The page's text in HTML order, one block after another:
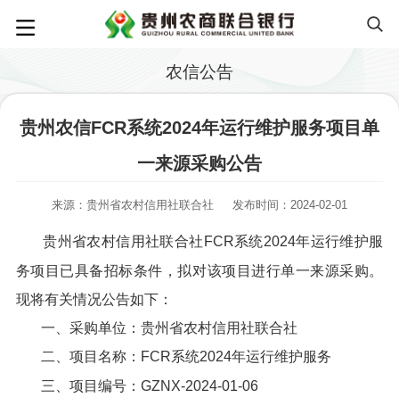
农信公告
贵州农信FCR系统2024年运行维护服务项目单
一来源采购公告
来源：贵州省农村信用社联合社 发布时间：2024-02-01
贵州省农村信用社联合社FCR系统2024年运行维护服
务项目已具备招标条件，拟对该项目进行单一来源采购。
现将有关情况公告如下：
一、采购单位：贵州省农村信用社联合社
二、项目名称：FCR系统2024年运行维护服务
三、项目编号：GZNX-2024-01-06